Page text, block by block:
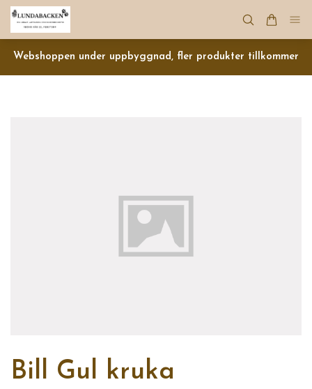
Webshoppen under uppbyggnad, fler produkter tillkommer
Bill Gul kruka